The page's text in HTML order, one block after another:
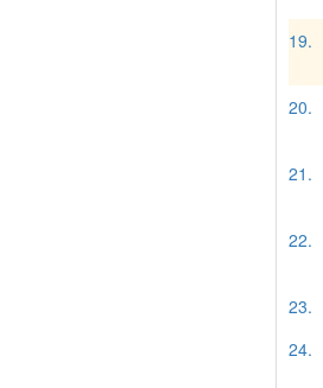
19.
20.
21.
22.
23.
24.